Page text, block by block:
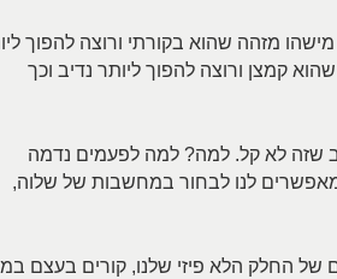
מזהה שהוא בקורתי ורוצה להפוך
קמצן ורוצה להפוך ליותר נדיב וכך
שזה לא קל. למה? למה לפעמים נדמה
מאפשרים לנו לבחור במחשבות של שלוה,
של החלק הלא פיזי שלנו, קורים בעצם